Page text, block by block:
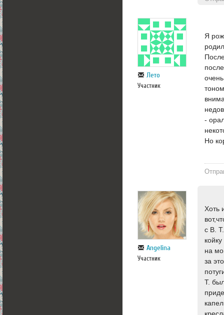
Лето
Участник
Я
-
Но
Angelina
Участник
Хоть
с В.
на
за
Т.